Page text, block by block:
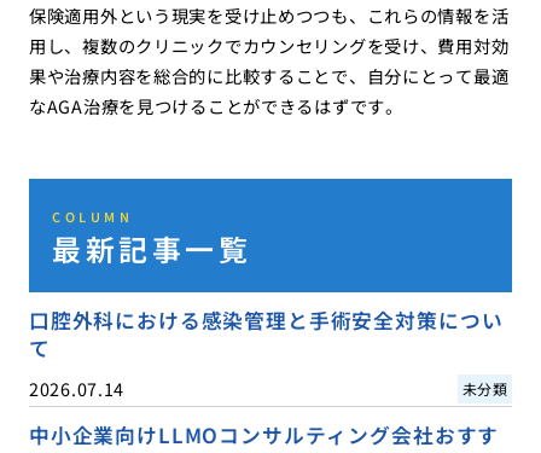
保険適用外という現実を受け止めつつも、これらの情報を活
用し、複数のクリニックでカウンセリングを受け、費用対効
果や治療内容を総合的に比較することで、自分にとって最適
なAGA治療を見つけることができるはずです。
COLUMN
最新記事一覧
口腔外科における感染管理と手術安全対策につい
て
2026.07.14 未分類
中小企業向けLLMOコンサルティング会社おすす